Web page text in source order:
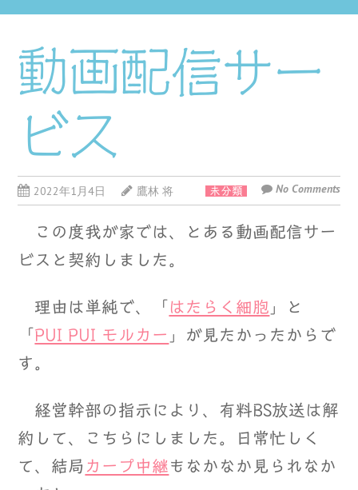
動画配信サー
ビス
2022年1月4日 鷹林 将 未分類 No Comments
この度我が家では、とある動画配信サー
ビスと契約しました。
理由は単純で、「 はたらく細胞 」と
「 PUI PUI モルカー 」が見たかったからで
す。
経営幹部の指示により、有料BS放送は解
約して、こちらにしました。日常忙しく
て、結局 カープ中継 もなかなか見られなか